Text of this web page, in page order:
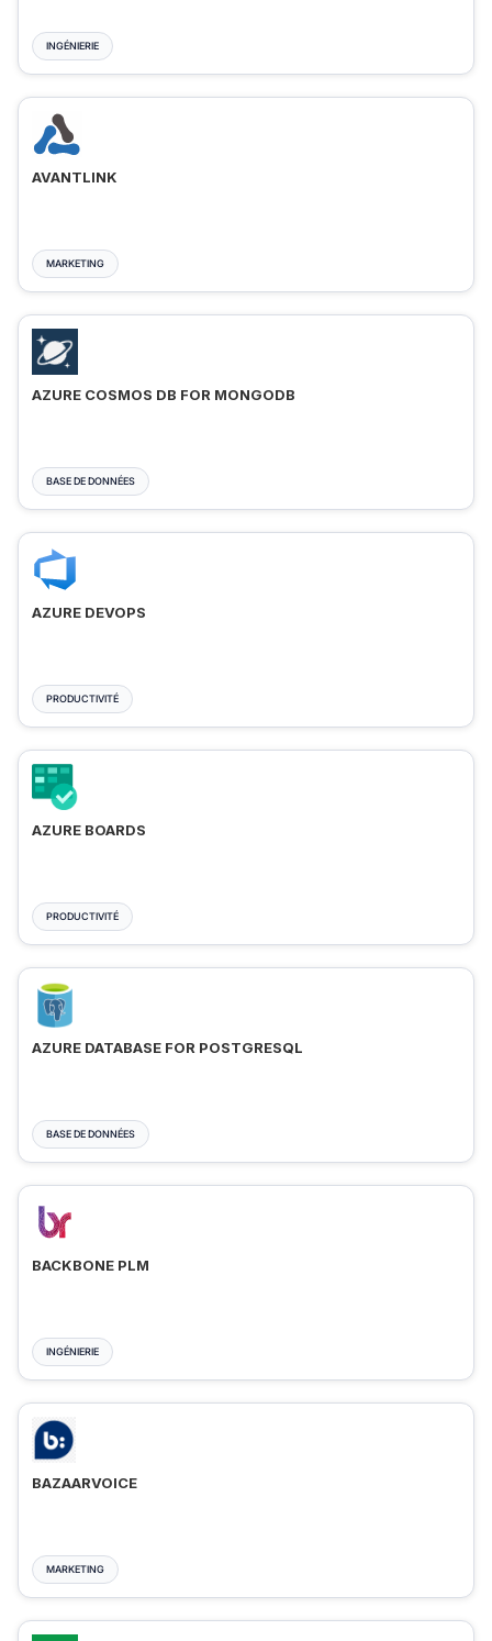
INGÉNIERIE
AVANTLINK
MARKETING
AZURE COSMOS DB FOR MONGODB
BASE DE DONNÉES
AZURE DEVOPS
PRODUCTIVITÉ
AZURE BOARDS
PRODUCTIVITÉ
AZURE DATABASE FOR POSTGRESQL
BASE DE DONNÉES
BACKBONE PLM
INGÉNIERIE
BAZAARVOICE
MARKETING